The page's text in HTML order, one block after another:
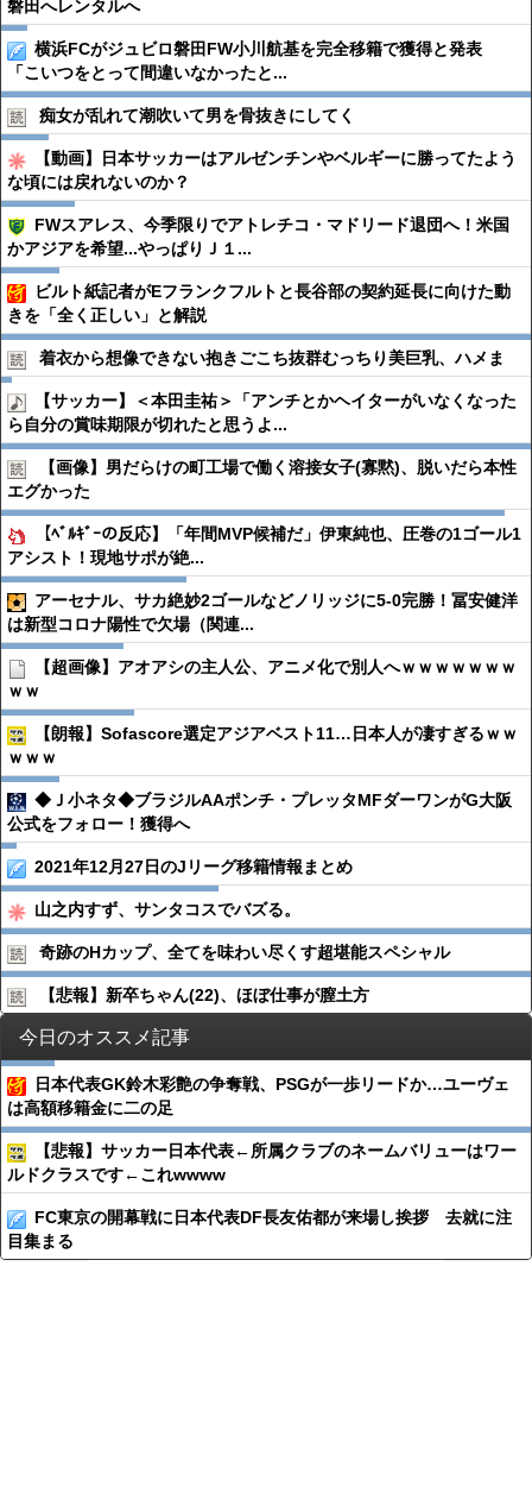
磐田へレンタルへ
横浜FCがジュビロ磐田FW小川航基を完全移籍で獲得と発表
「こいつをとって間違いなかったと...
痴女が乱れて潮吹いて男を骨抜きにしてく
【動画】日本サッカーはアルゼンチンやベルギーに勝ってたよう
な頃には戻れないのか？
FWスアレス、今季限りでアトレチコ・マドリード退団へ！米国
かアジアを希望...やっぱりＪ１...
ビルト紙記者がEフランクフルトと長谷部の契約延長に向けた動
きを「全く正しい」と解説
着衣から想像できない抱きごこち抜群むっちり美巨乳、ハメま
【サッカー】＜本田圭祐＞「アンチとかヘイターがいなくなった
ら自分の賞味期限が切れたと思うよ...
【画像】男だらけの町工場で働く溶接女子(寡黙)、脱いだら本性
エグかった
【ﾍﾞﾙｷﾞｰの反応】「年間MVP候補だ」伊東純也、圧巻の1ゴール1
アシスト！現地サポが絶...
アーセナル、サカ絶妙2ゴールなどノリッジに5-0完勝！冨安健洋
は新型コロナ陽性で欠場（関連...
【超画像】アオアシの主人公、アニメ化で別人へｗｗｗｗｗｗｗ
ｗｗ
【朗報】Sofascore選定アジアベスト11…日本人が凄すぎるｗｗ
ｗｗｗ
◆Ｊ小ネタ◆ブラジルAAポンチ・プレッタMFダーワンがG大阪
公式をフォロー！獲得へ
2021年12月27日のJリーグ移籍情報まとめ
山之内すず、サンタコスでバズる。
奇跡のHカップ、全てを味わい尽くす超堪能スペシャル
【悲報】新卒ちゃん(22)、ほぼ仕事が膣土方
今日のオススメ記事
日本代表GK鈴木彩艶の争奪戦、PSGが一歩リードか…ユーヴェ
は高額移籍金に二の足
【悲報】サッカー日本代表←所属クラブのネームバリューはワー
ルドクラスです←これwwww
FC東京の開幕戦に日本代表DF長友佑都が来場し挨拶 去就に注
目集まる